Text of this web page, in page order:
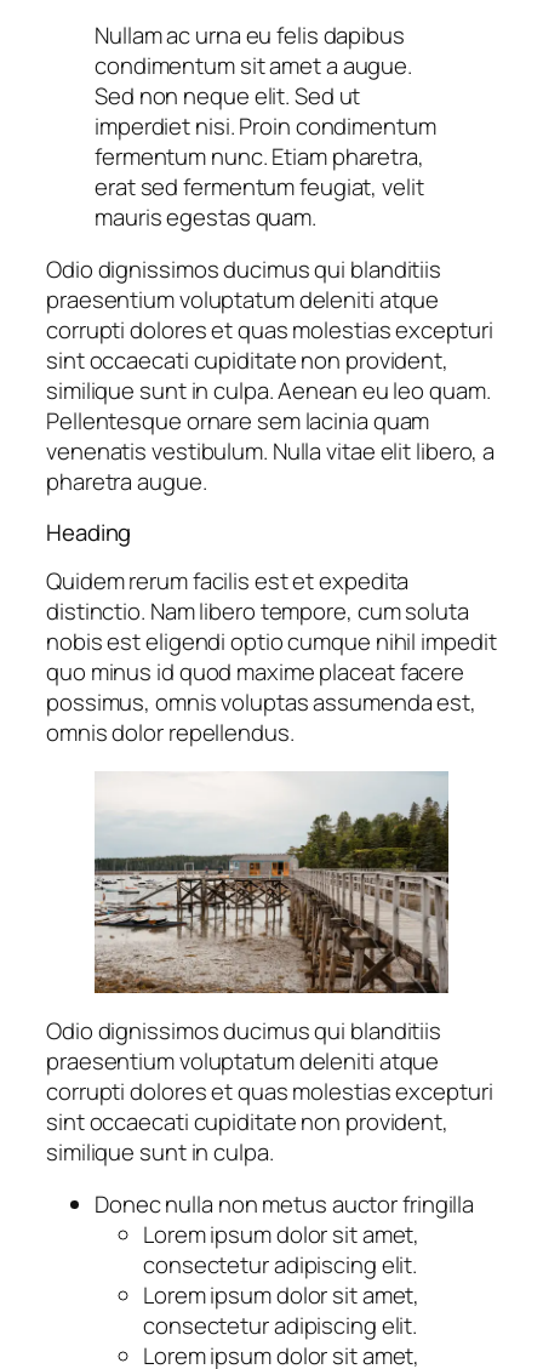
Nullam ac urna eu felis dapibus
condimentum sit amet a augue.
Sed non neque elit. Sed ut
imperdiet nisi. Proin condimentum
fermentum nunc. Etiam pharetra,
erat sed fermentum feugiat, velit
mauris egestas quam.
Odio dignissimos ducimus qui blanditiis
praesentium voluptatum deleniti atque
corrupti dolores et quas molestias excepturi
sint occaecati cupiditate non provident,
similique sunt in culpa. Aenean eu leo quam.
Pellentesque ornare sem lacinia quam
venenatis vestibulum. Nulla vitae elit libero, a
pharetra augue.
Heading
Quidem rerum facilis est et expedita
distinctio. Nam libero tempore, cum soluta
nobis est eligendi optio cumque nihil impedit
quo minus id quod maxime placeat facere
possimus, omnis voluptas assumenda est,
omnis dolor repellendus.
Odio dignissimos ducimus qui blanditiis
praesentium voluptatum deleniti atque
corrupti dolores et quas molestias excepturi
sint occaecati cupiditate non provident,
similique sunt in culpa.
Donec nulla non metus auctor fringilla
Lorem ipsum dolor sit amet,
consectetur adipiscing elit.
Lorem ipsum dolor sit amet,
consectetur adipiscing elit.
Lorem ipsum dolor sit amet,